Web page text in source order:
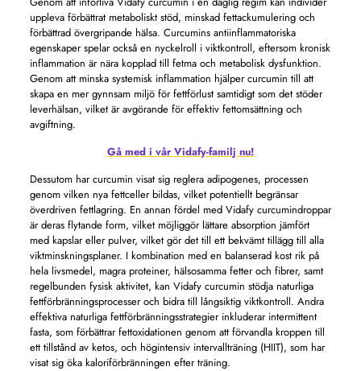
uppleva förbättrat metaboliskt stöd, minskad fettackumulering och
förbättrad övergripande hälsa. Curcumins antiinflammatoriska
egenskaper spelar också en nyckelroll i viktkontroll, eftersom kronisk
inflammation är nära kopplad till fetma och metabolisk dysfunktion.
Genom att minska systemisk inflammation hjälper curcumin till att
skapa en mer gynnsam miljö för fettförlust samtidigt som det stöder
leverhälsan, vilket är avgörande för effektiv fettomsättning och
avgiftning.
Gå med i vår Vidafy-familj nu!
Dessutom har curcumin visat sig reglera adipogenes, processen
genom vilken nya fettceller bildas, vilket potentiellt begränsar
överdriven fettlagring. En annan fördel med Vidafy curcumindroppar
är deras flytande form, vilket möjliggör lättare absorption jämfört
med kapslar eller pulver, vilket gör det till ett bekvämt tillägg till alla
viktminskningsplaner. I kombination med en balanserad kost rik på
hela livsmedel, magra proteiner, hälsosamma fetter och fibrer, samt
regelbunden fysisk aktivitet, kan Vidafy curcumin stödja naturliga
fettförbränningsprocesser och bidra till långsiktig viktkontroll. Andra
effektiva naturliga fettförbränningsstrategier inkluderar intermittent
fasta, som förbättrar fettoxidationen genom att förvandla kroppen till
ett tillstånd av ketos, och högintensiv intervallträning (HIIT), som har
visat sig öka kaloriförbränningen efter träning.